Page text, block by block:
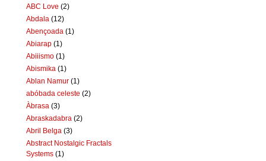
ABC Love (2)
Abdala (12)
Abençoada (1)
Abiarap (1)
Abiiismo (1)
Abismika (1)
Ablan Namur (1)
abóbada celeste (2)
Àbrasa (3)
Abraskadabra (2)
Abril Belga (3)
Abstract Nostalgic Fractals
Systems (1)